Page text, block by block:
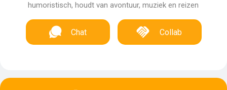
humoristisch, houdt van avontuur, muziek en reizen
Chat Collab